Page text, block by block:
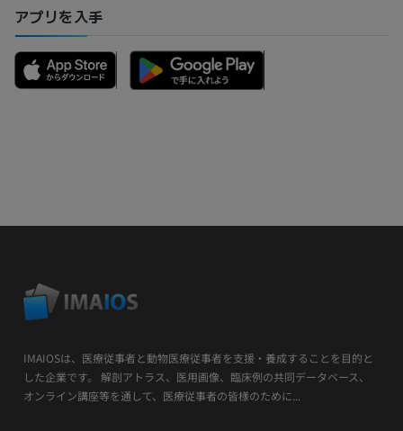
アプリを入手
IMAIOSは、医療従事者と動物医療従事者を支援・養成することを目的と
した企業です。 解剖アトラス、医用画像、臨床例の共同データベース、
オンライン講座等を通して、医療従事者の皆様のために...